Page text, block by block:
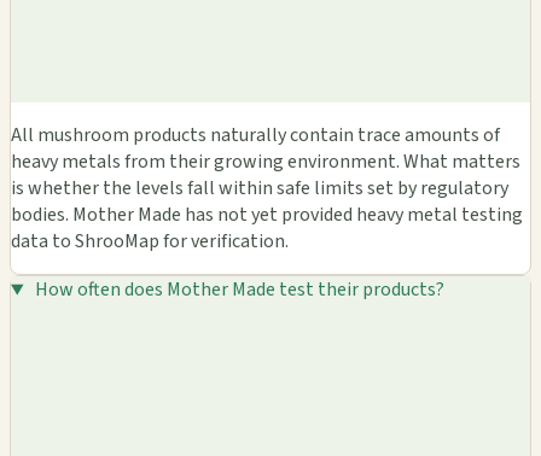
All mushroom products naturally contain trace amounts of
heavy metals from their growing environment. What matters
is whether the levels fall within safe limits set by regulatory
bodies. Mother Made has not yet provided heavy metal testing
data to ShrooMap for verification.
How often does Mother Made test their products?